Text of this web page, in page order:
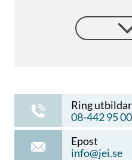
Ring
08-442 95 00
Epost
info@jei.se